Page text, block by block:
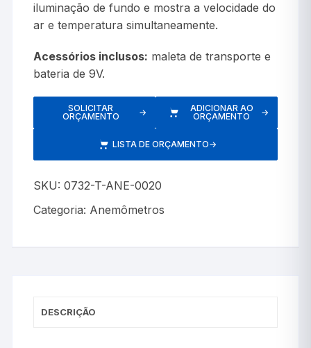
iluminação de fundo e mostra a velocidade do
ar e temperatura simultaneamente.
Acessórios inclusos: maleta de transporte e
bateria de 9V.
SOLICITAR
ORÇAMENTO
→
ADICIONAR AO
ORÇAMENTO
→
LISTA DE ORÇAMENTO→
SKU:0732-T-ANE-0020
Categoria: Anemômetros
DESCRIÇÃO